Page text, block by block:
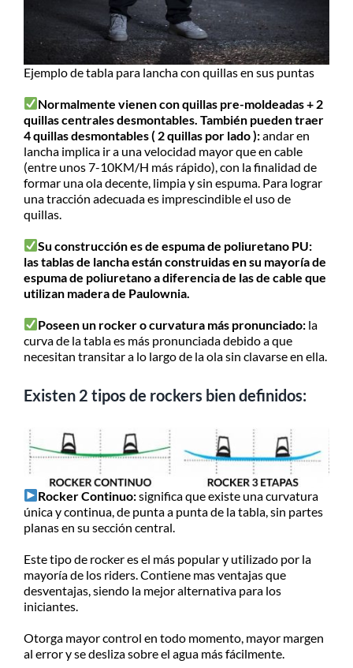
Ejemplo de tabla para lancha con quillas en sus puntas
Normalmente vienen con quillas pre-moldeadas + 2
quillas centrales desmontables. También pueden traer
4 quillas desmontables ( 2 quillas por lado ):andar en
lancha implica ir a una velocidad mayor que en cable
(entre unos 7-10KM/H más rápido), con la finalidad de
formar una ola decente, limpia y sin espuma. Para lograr
una tracción adecuada es imprescindible el uso de
quillas.
Su construcción es de espuma de poliuretano PU:
las tablas de lancha están construidas en su mayoría de
espuma de poliuretano a diferencia de las de cable que
utilizan madera de Paulownia.
Poseen un rocker o curvatura más pronunciado: la
curva de la tabla es más pronunciada debido a que
necesitan transitar a lo largo de la ola sin clavarse en ella.
Existen 2 tipos de rockers bien definidos:
Rocker Continuo:significa que existe una curvatura
única y continua, de punta a punta de la tabla, sin partes
planas en su sección central.
Este tipo de rocker es el más popular y utilizado por la
mayoría de los riders. Contiene mas ventajas que
desventajas, siendo la mejor alternativa para los
iniciantes.
Otorga mayor control en todo momento, mayor margen
al error y se desliza sobre el agua más fácilmente.